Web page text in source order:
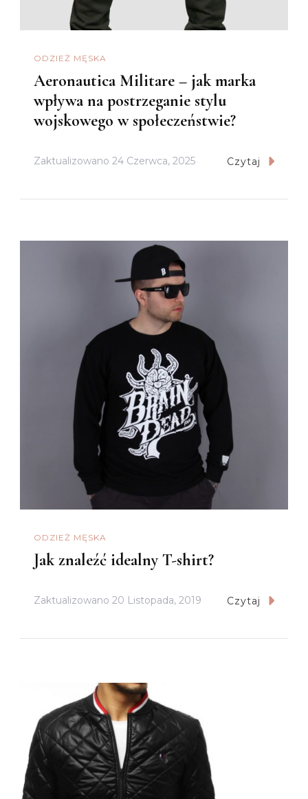
ODZIEŻ MĘSKA
Aeronautica Militare – jak marka
wpływa na postrzeganie stylu
wojskowego w społeczeństwie?
Zaktualizowano 24 Czerwca, 2025 Czytaj
ODZIEŻ MĘSKA
Jak znaleźć idealny T-shirt?
Zaktualizowano 20 Listopada, 2019 Czytaj